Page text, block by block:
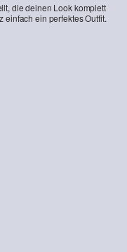
die deinen Look komplett
einfach ein perfektes Outfit.